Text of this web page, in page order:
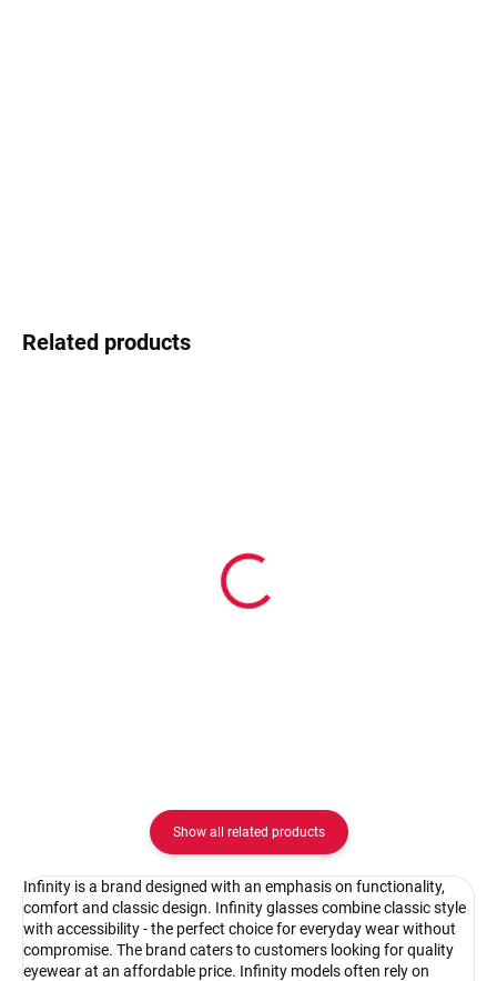
Related products
Show all related products
Infinity is a brand designed with an emphasis on functionality,
comfort and classic design. Infinity glasses combine classic style
with accessibility - the perfect choice for everyday wear without
compromise. The brand caters to customers looking for quality
eyewear at an affordable price. Infinity models often rely on